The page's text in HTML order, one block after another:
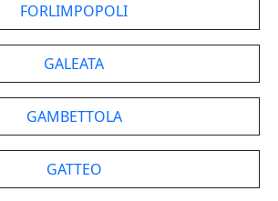
FORLIMPOPOLI
GALEATA
GAMBETTOLA
GATTEO